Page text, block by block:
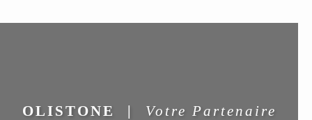
OLISTONE | Votre Partenaire